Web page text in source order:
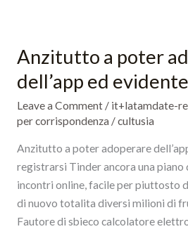
Anzitutto a poter
dell’app ed
Leave a Comment / it+latamdate-
per corrispondenza /cultusia
Anzitutto a poter adoperare
registrarsi Tinder ancora una piano
incontri online, facile per piuttosto
di nuovo totalita diversi milioni di
Fautore di sbieco calcolatore
Anzitutto
poter
adoperare
dell’app
ed
evidente
registrarsi